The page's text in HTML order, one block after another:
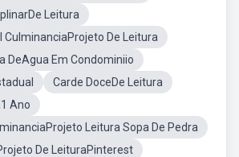
Leitura
CulminanciaProjeto De Leitura
DeAgua Em Condominiio
Carde DoceDe Leitura
Ano
Leitura Sopa De Pedra
De LeituraPinterest